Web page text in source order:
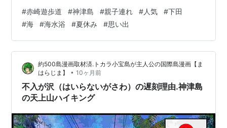
#赤崎遊歩道 #神津島 #親子連れ #人気 #下田
#海 #海水浴 #夏休み #思い出
約500島漫画取材済.トカラ小宝島が主人公の国際島漫画【ま
はらじま】
• 10ヶ月前
不入が沢（はいらないがさわ）の遅刻理由.神津島
の天上山ハイキング